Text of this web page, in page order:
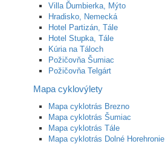
Villa Ďumbierka, Mýto
Hradisko, Nemecká
Hotel Partizán, Tále
Hotel Stupka, Tále
Kúria na Táloch
Požičovňa Šumiac
Požičovňa Telgárt
Mapa cyklovýlety
Mapa cyklotrás Brezno
Mapa cyklotrás Šumiac
Mapa cyklotrás Tále
Mapa cyklotrás Dolné Horehronie